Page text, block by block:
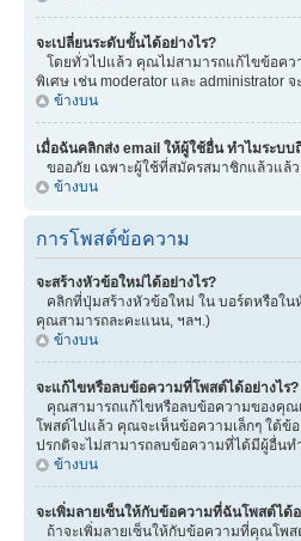
จะเปลี่ยนระดับขั้นได้อย่างไร?
โดยทั่วไปแล้ว คุณไม่สามารถแก้ไขข้อคว
พิเศษ เช่น moderator และ
ข้างบน
เมื่อฉันคลิกส่ง email ให้ผู้ใช้อื่น ทำไมระบ
ขออภัย เฉพาะผู้ใช้ที่สมัครสมาชิกแล้วแล้
ข้างบน
การโพสต์ข้อความ
จะสร้างหัวข้อใหม่ได้อย่างไร?
คลิกที่ปุ่มสร้างหัวข้อใหม่ ใน บอร์ดหรือใ
คุณสามารถละคะแนน, ฯลฯ.)
ข้างบน
จะแก้ไขหรือลบข้อความที่โพสต์ได้อย่างไร?
คุณสามารถแก้ไขหรือลบข้อความของคุณ
โพสต์ไปแล้ว คุณจะเห็นข้อความเล็กๆ ใต้ข้
ปรกติจะไม่สามารถลบข้อความที่ได้มีผู้อื่นท
ข้างบน
จะเพิ่มลายเซ็นให้กับข้อความที่ฉันโพสต์ได้อ
ถ้าจะเพิ่มลายเซ็นให้กับข้อความที่คุณโพส